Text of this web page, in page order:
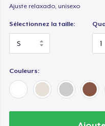
Ajuste relaxado, unisexo
Sélectionnez la taille:
Couleurs: